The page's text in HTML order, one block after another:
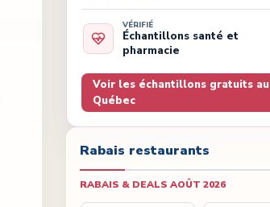
VÉRIFIÉ
Échantillons santé et
pharmacie
Voir les échantillons gratuits au
Québec
Rabais restaurants
RABAIS & DEALS AOÛT 2026